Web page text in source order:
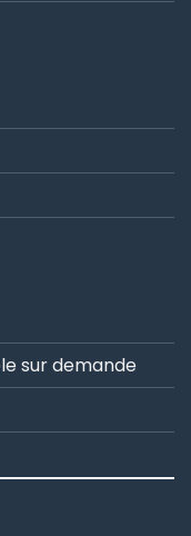
sur demande